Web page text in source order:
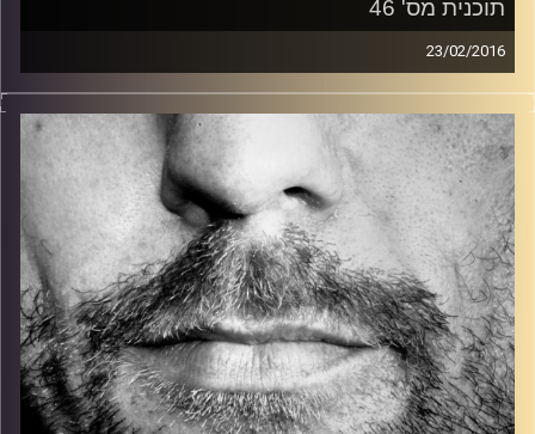
תוכנית מס' 46
23/02/2016
זיפים, מוזיקה מחוספסת של הופעות חיות. הרבה ג'אם, רוק,
בלוז, bluegrass, ג'אז, Fאנק, פרוגרסיב ואפילו אלקטרוניקה.
כל מה שחי, אמיתי ונושם.
עם שמוליק רגב.
קרדיט תמונות: David Goehring